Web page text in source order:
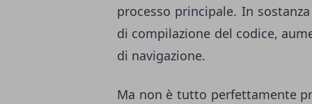
processo principale. In sostanza
di compilazione del codice,
di navigazione.
Ma non è tutto perfettamente